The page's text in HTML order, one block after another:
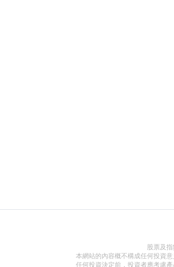
股票及
本網站的內容概不構成任何投資
任何投資決定前，投資者應考慮